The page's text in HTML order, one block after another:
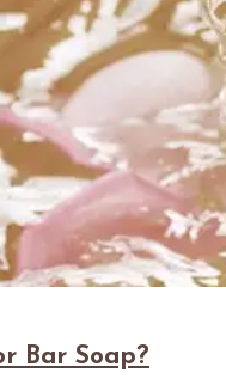
Bar Soap?